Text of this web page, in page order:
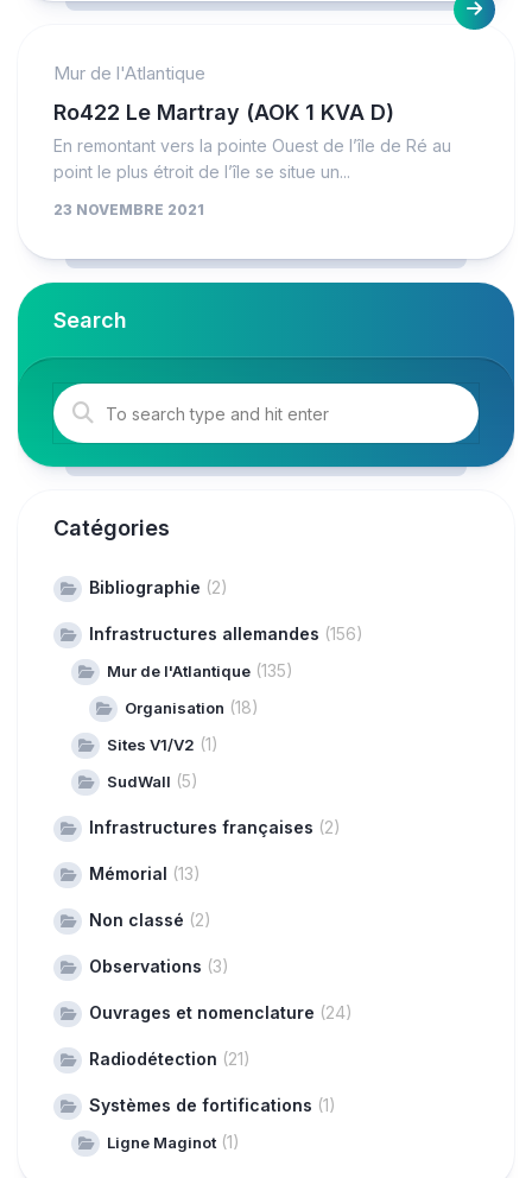
Mur de l'Atlantique
Ro422 Le Martray (AOK 1 KVA D)
En remontant vers la pointe Ouest de l’île de Ré au
point le plus étroit de l’île se situe un...
23 NOVEMBRE 2021
Search
Catégories
Bibliographie (2)
Infrastructures allemandes (156)
Mur de l'Atlantique (135)
Organisation (18)
Sites V1/V2 (1)
SudWall (5)
Infrastructures françaises (2)
Mémorial (13)
Non classé (2)
Observations (3)
Ouvrages et nomenclature (24)
Radiodétection (21)
Systèmes de fortifications (1)
Ligne Maginot (1)